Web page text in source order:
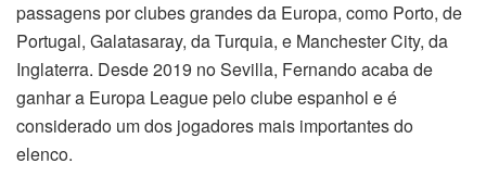
passagens por clubes grandes da Europa, como Porto, de
Portugal, Galatasaray, da Turquia, e Manchester City, da
Inglaterra. Desde 2019 no Sevilla, Fernando acaba de
ganhar a Europa League pelo clube espanhol e é
considerado um dos jogadores mais importantes do
elenco.